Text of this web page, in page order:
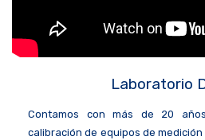
Laboratorio
Contamos con más de 20
calibración de equipos de